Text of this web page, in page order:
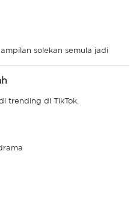
solekan semula jadi
trending di TikTok.